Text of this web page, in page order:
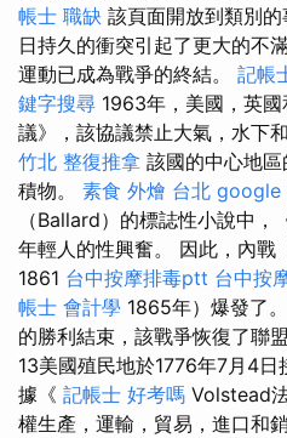
帳士 職缺 該頁面開放到類別
日持久的衝突引起了更大的不
運動已成為戰爭的終結。 記帳
鍵字搜尋 1963年，美國，英
議》，該協議禁止大氣，水下
竹北 整復推拿 該國的中心地
積物。 素食 外燴 台北 google
（Ballard）的標誌性小說中
年輕人的性興奮。 因此，內戰
1861 台中按摩排毒ptt 台中按
帳士 會計學 1865年）爆發了。
的勝利結束，該戰爭恢復了聯
13美國殖民地於1776年7月4
據《 記帳士 好考嗎 Volstead
權生產，運輸，貿易，進口和